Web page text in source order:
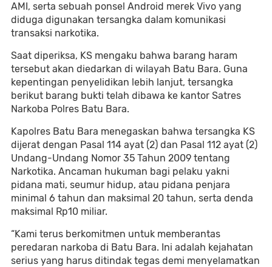
AMI, serta sebuah ponsel Android merek Vivo yang
diduga digunakan tersangka dalam komunikasi
transaksi narkotika.
Saat diperiksa, KS mengaku bahwa barang haram
tersebut akan diedarkan di wilayah Batu Bara. Guna
kepentingan penyelidikan lebih lanjut, tersangka
berikut barang bukti telah dibawa ke kantor Satres
Narkoba Polres Batu Bara.
Kapolres Batu Bara menegaskan bahwa tersangka KS
dijerat dengan Pasal 114 ayat (2) dan Pasal 112 ayat (2)
Undang-Undang Nomor 35 Tahun 2009 tentang
Narkotika. Ancaman hukuman bagi pelaku yakni
pidana mati, seumur hidup, atau pidana penjara
minimal 6 tahun dan maksimal 20 tahun, serta denda
maksimal Rp10 miliar.
“Kami terus berkomitmen untuk memberantas
peredaran narkoba di Batu Bara. Ini adalah kejahatan
serius yang harus ditindak tegas demi menyelamatkan